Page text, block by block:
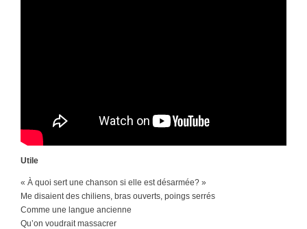
Utile
« À quoi sert une chanson si elle est désarmée? »
Me disaient des chiliens, bras ouverts, poings serrés
Comme une langue ancienne
Qu’on voudrait massacrer